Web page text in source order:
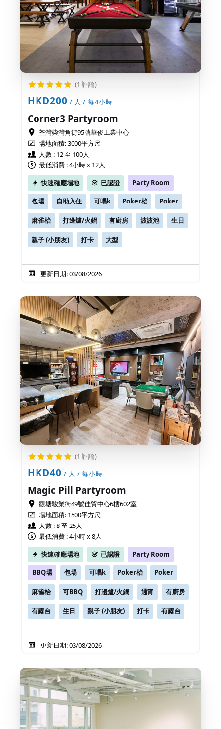
(1 評論)
HKD200 / 人 / 每4小時
Corner3 Partyroom
荃灣柴灣角街95號華俊工業中心
場地面積:3000平方尺
人數 : 12 至 100人
最低消費 : 4小時 x 12人
快速確應場地
已認證 Party Room
包場 自助入住 可唱k Poker枱 Poker
麻雀枱 打邊爐/火鍋 有廚房 波波池 生日
親子 (小朋友) 打卡 大型
更新日期: 03/08/2026
(1 評論)
HKD40 / 人 / 每小時
Magic Pill Partyroom
觀塘駿業街49號佳貿中心6樓602室
場地面積: 1500平方尺
人數 : 8 至 25人
最低消費 : 4小時 x 8人
快速確應場地
已認證 Party Room
BBQ場 包場 可唱k Poker枱 Poker
麻雀枱 可BBQ 打邊爐/火鍋 通宵 有廚房
有露台 生日 親子 (小朋友) 打卡 有露台
更新日期: 03/08/2026